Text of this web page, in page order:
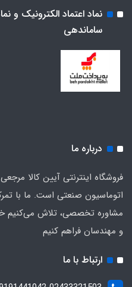
نماد اعتماد الکترونیک و
ساماندهی
درباره ما
فروشگاه اینترنتی آیین کالا
اتوماسیون صنعتی است. ما با
مشاوره تخصصی، تلاش می‌کنیم
و مهندسان فراهم کنیم
ارتباط با ما